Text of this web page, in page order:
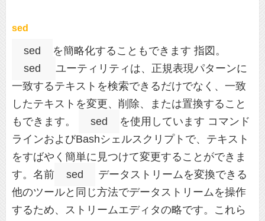
sed
sed
を簡略化することもできます 指図。
sed
ユーティリティは、正規表現パターンに
一致するテキストを検索できるだけでなく、一致
したテキストを変更、削除、または置換すること
もできます。
sed
を使用しています コマンド
ラインおよびBashシェルスクリプトで、テキスト
をすばやく簡単に見つけて変更することができま
す。名前
sed
データストリームを変換できる
他のツールと同じ方法でデータストリームを操作
するため、ストリームエディタの略です。これら